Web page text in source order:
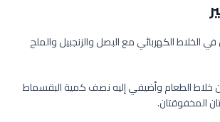
الخلاط الكهربائي مع البصل والزنجبيل والملح
خلاط الطعام وأضيفي إليه نصف كمية البقسماط
المخفوقتان.